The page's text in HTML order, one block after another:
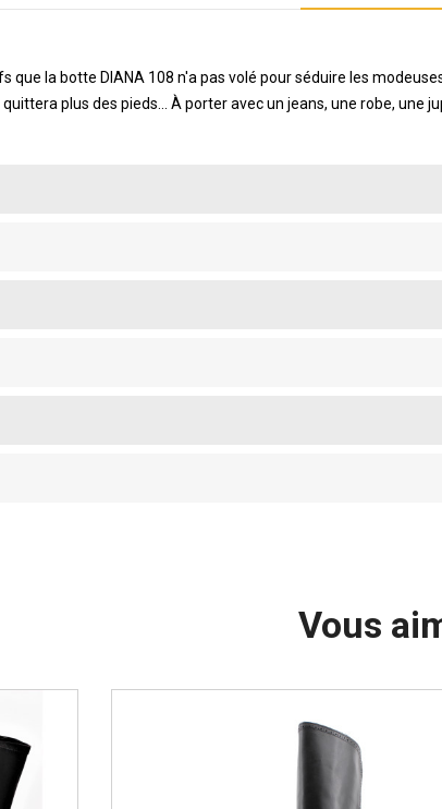
que la botte DIANA 108 n'a pas volé pour séduire les
plus des pieds... À porter avec un jeans, une robe,
Vous